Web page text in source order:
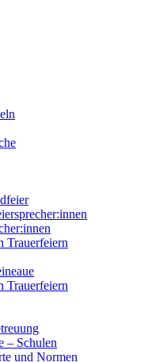
Trauerfeiern
Trauerfeiern
– Schulen
und Normen